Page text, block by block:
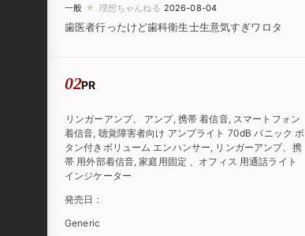
一般 ★ 理想ちゃんねる 2026-08-04
歯医者行ったけど歯科衛生士生意気すぎワロタ
PR
リンガーアンプ、 アンプ, 携帯 着信音, スマートフォン
着信音, 聴覚障害者向け アンプライト 70dB パニック ボ
タン付きボリューム エンハンサー, リンガーアンプ、携
帯 用外部着信音, 家庭用固定 、オフィス 用通話ライト
インジケーター
発売日：
Generic